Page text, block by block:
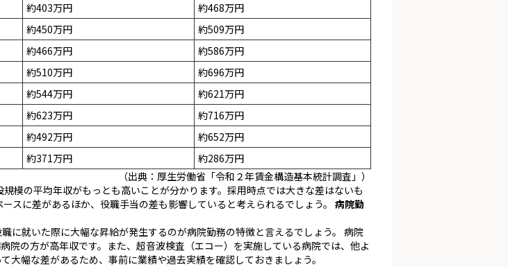
約403万円
約468万円
約450万円
約509万円
約466万円
約586万円
約510万円
約696万円
約544万円
約621万円
約623万円
約716万円
約492万円
約652万円
約371万円
約286万円
（出典：厚生労働省「令和２年賃金構造基本統計調査」）
模の平均年収がもっとも高いことが分かります。採用時点では大きな差はないも
スに差があるほか、役職手当の差も影響していると考えられるでしょう。 病院勤
に就いた際に大幅な昇給が発生するのが病院勤務の特徴と言えるでしょう。 病院
院の方が高年収です。また、超音波検査（エコー）を実施している病院では、他よ
幅な差があるため、事前に業績や過去実績を確認しておきましょう。